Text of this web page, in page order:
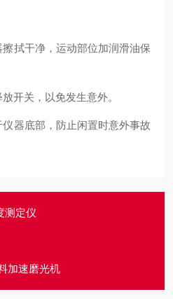
擦拭干净，运动部位加润滑油保
开关，以免发生意外。
仪器底部，防止闲置时意外事故
测定仪
加速磨光机